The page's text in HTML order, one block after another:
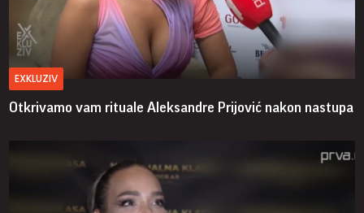
EXKLUZIV
Otkrivamo vam rituale Aleksandre Prijović nakon nastupa